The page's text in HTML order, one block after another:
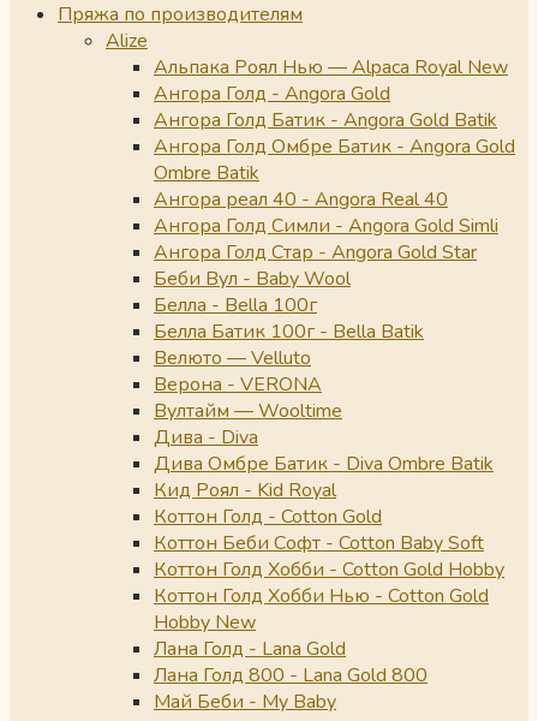
Пряжа по производителям
Alize
Альпака Роял Нью — Alpaca Royal New
Ангора Голд - Angora Gold
Ангора Голд Батик - Angora Gold Batik
Ангора Голд Омбре Батик - Angora Gold
Ombre Batik
Ангора реал 40 - Angora Real 40
Ангора Голд Симли - Angora Gold Simli
Ангора Голд Стар - Angora Gold Star
Беби Вул - Baby Wool
Белла - Bella 100г
Белла Батик 100г - Bella Batik
Велюто — Velluto
Верона - VERONA
Вултайм — Wooltime
Дива - Diva
Дива Омбре Батик - Diva Ombre Batik
Кид Роял - Kid Royal
Коттон Голд - Cotton Gold
Коттон Беби Софт - Cotton Baby Soft
Коттон Голд Хобби - Cotton Gold Hobby
Коттон Голд Хобби Нью - Cotton Gold
Hobby New
Лана Голд - Lana Gold
Лана Голд 800 - Lana Gold 800
Май Беби - My Baby